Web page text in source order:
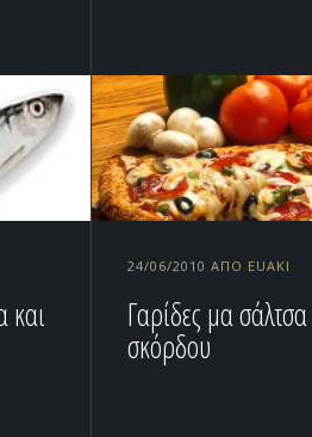
και
24/06/2010 ΑΠΌ EUAKI
Γαρίδες μα σάλτσα
σκόρδου